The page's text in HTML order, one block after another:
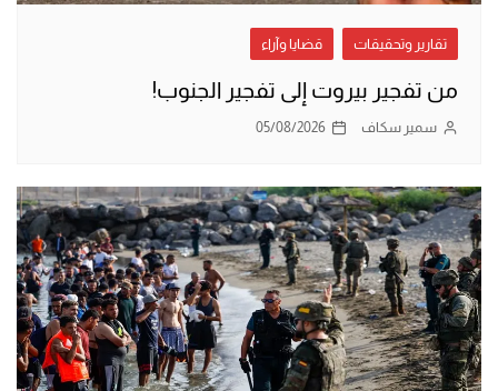
تقارير وتحقيقات قضايا وآراء
من تفجير بيروت إلى تفجير الجنوب!
سمير سكاف 05/08/2026